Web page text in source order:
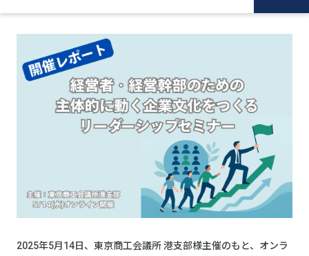
2025年5月14日、東京商工会議所 港支部様主催のもと、オンラ